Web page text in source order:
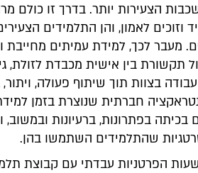
הצעירות יותר. בדרך זו כולם
לאמון, והן התלמידים
מעבר לכך, למידת עמיתים
תקשורת בין אישית מכבדת לזולת,
בצוות תוך שיתוף פעולה, ויתור,
חברתית שנוצרת בזמן
בפתרונות, ברעיונות ובמשוב,
שהתלמידים השתמשו בהן.
הפרטניות עבדתי עם קבוצת